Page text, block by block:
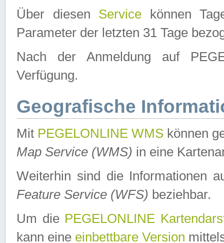
Über diesen Service können
Parameter der letzten 31 Tage
Nach der Anmeldung auf
Verfügung.
Geografische
Mit PEGELONLINE WMS können
Map Service (WMS) in eine
Weiterhin sind die Informationen
Feature Service (WFS) beziehbar.
Um die PEGELONLINE
kann eine einbettbare Version